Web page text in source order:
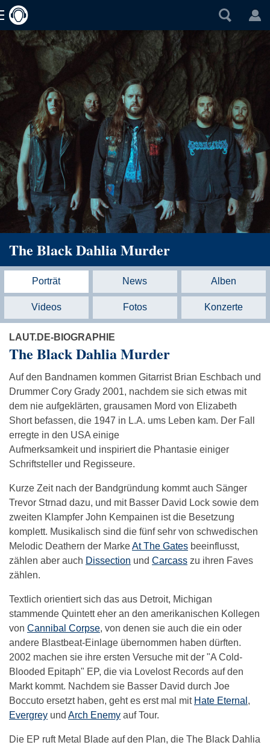
The Black Dahlia Murder
Porträt News Alben
Videos Fotos Konzerte
LAUT.DE-BIOGRAPHIE
The Black Dahlia Murder
Auf den Bandnamen kommen Gitarrist Brian Eschbach und
Drummer Cory Grady 2001, nachdem sie sich etwas mit
dem nie aufgeklärten, grausamen Mord von Elizabeth
Short befassen, die 1947 in L.A. ums Leben kam. Der Fall
erregte in den USA einige
Aufmerksamkeit und inspiriert die Phantasie einiger
Schriftsteller und Regisseure.
Kurze Zeit nach der Bandgründung kommt auch Sänger
Trevor Strnad dazu, und mit Basser David Lock sowie dem
zweiten Klampfer John Kempainen ist die Besetzung
komplett. Musikalisch sind die fünf sehr von schwedischen
Melodic Deathern der MarkeAt The Gates beeinflusst,
zählen aber auch Dissection und Carcass zu ihren Faves
zählen.
Textlich orientiert sich das aus Detroit, Michigan
stammende Quintett eher an den amerikanischen Kollegen
von Cannibal Corpse, von denen sie auch die ein oder
andere Blastbeat-Einlage übernommen haben dürften.
2002 machen sie ihre ersten Versuche mit der "A Cold-
Blooded Epitaph" EP, die via Lovelost Records auf den
Markt kommt. Nachdem sie Basser David durch Joe
Boccuto ersetzt haben, geht es erst mal mit Hate Eternal ,
Evergrey und Arch Enemy auf Tour.
Die EP ruft Metal Blade auf den Plan, die The Black Dahlia